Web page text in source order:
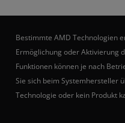
Bestimmte AMD Technologien
Ermöglichung oder Aktivierung
Funktionen können je nach
Sie sich beim Systemhersteller
Technologie oder kein Produkt